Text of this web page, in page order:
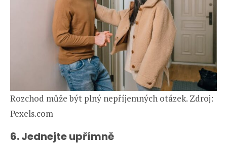
Rozchod může být plný nepříjemných otázek. Zdroj:
Pexels.com
6. Jednejte upřímně